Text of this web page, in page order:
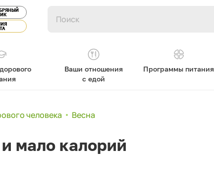
Ваши отношения
с едой
Программы питания
человека Весна
мало калорий